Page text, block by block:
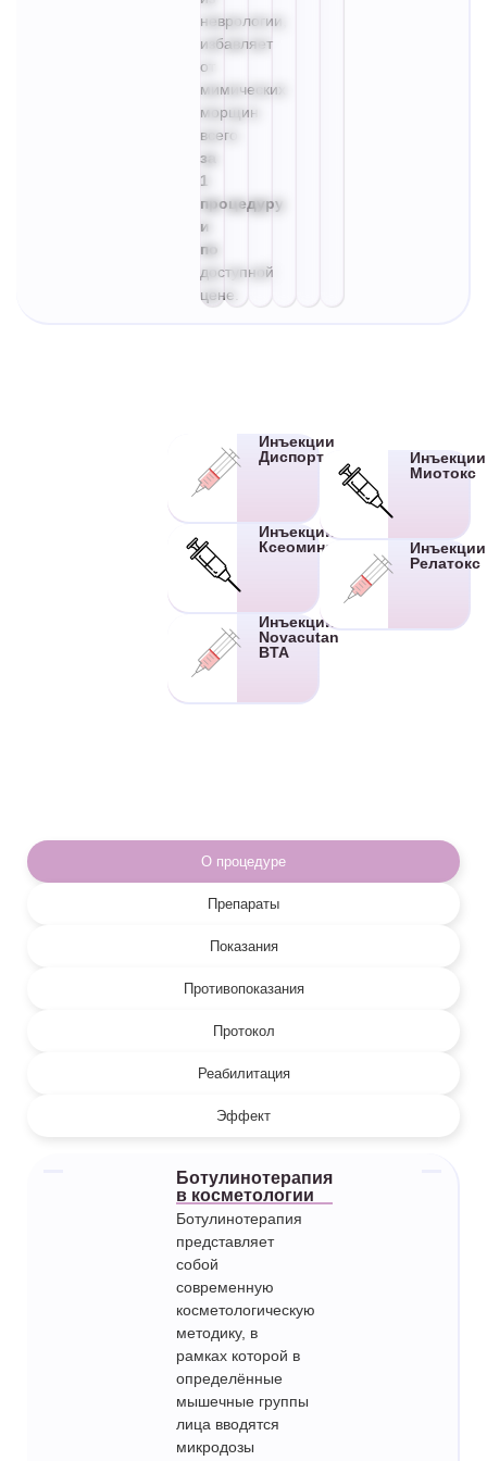
неврологии,
избавляет
от
мимических
морщин
всего
за
1
процедуру
и
по
доступной
цене.
Инъекции
Диспорт
Инъекции
Ксеомина
Инъекции
Novacutan
BTA
Инъекции
Миотокс
Инъекции
Релатокс
О процедуре
Препараты
Показания
Противопоказания
Протокол
Реабилитация
Эффект
Ботулинотерапия
в косметологии
Ботулинотерапия
представляет
собой
современную
косметологическую
методику, в
рамках которой в
определённые
мышечные группы
лица вводятся
микродозы